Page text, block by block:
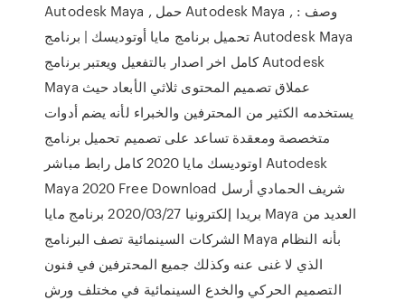
Autodesk Maya , حمل Autodesk Maya , وصف :
تحميل برنامج مايا أوتوديسك | برنامج Autodesk Maya
كامل اخر اصدار بالتفعيل ويعتبر برنامج Autodesk
Maya عملاق تصميم المحتوى ثلاثي الأبعاد حيث
يستخدمه الكثير من المحترفين والخبراء لأنه يضم أدوات
متخصصة ومعقدة تساعد على تصميم تحميل برنامج
اوتوديسك مايا 2020 كامل رابط مباشر Autodesk
Maya 2020 Free Download شريف الحمادي أرسل
بريدا إلكترونيا 2020/03/27 برنامج مايا Maya العديد من
الشركات السينمائية تصف البرنامج Maya بأنه النظام
الذي لا غنى عنه وكذلك جميع المحترفين في فنون
التصميم الحركي والخدع السينمائية في مختلف ورش